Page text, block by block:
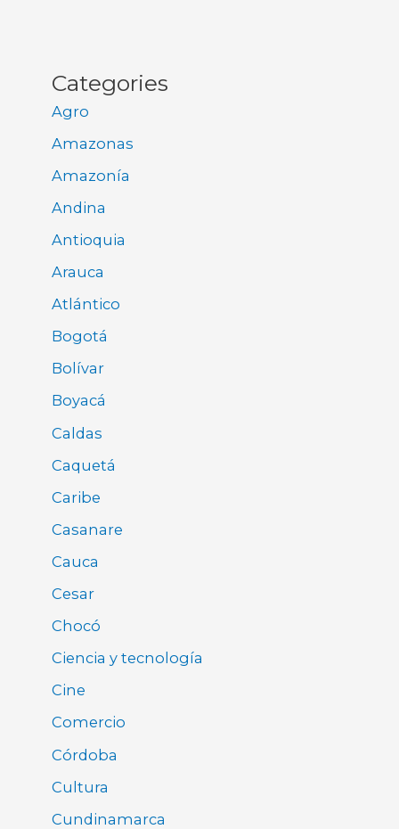
Categories
Agro
Amazonas
Amazonía
Andina
Antioquia
Arauca
Atlántico
Bogotá
Bolívar
Boyacá
Caldas
Caquetá
Caribe
Casanare
Cauca
Cesar
Chocó
Ciencia y tecnología
Cine
Comercio
Córdoba
Cultura
Cundinamarca